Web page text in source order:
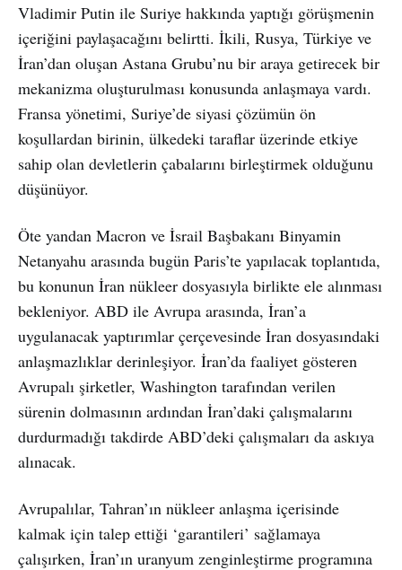
Vladimir Putin ile Suriye hakkında yaptığı görüşmenin
içeriğini paylaşacağını belirtti. İkili, Rusya, Türkiye ve
İran’dan oluşan Astana Grubu’nu bir araya getirecek bir
mekanizma oluşturulması konusunda anlaşmaya vardı.
Fransa yönetimi, Suriye’de siyasi çözümün ön
koşullardan birinin, ülkedeki taraflar üzerinde etkiye
sahip olan devletlerin çabalarını birleştirmek olduğunu
düşünüyor.
Öte yandan Macron ve İsrail Başbakanı Binyamin
Netanyahu arasında bugün Paris’te yapılacak toplantıda,
bu konunun İran nükleer dosyasıyla birlikte ele alınması
bekleniyor. ABD ile Avrupa arasında, İran’a
uygulanacak yaptırımlar çerçevesinde İran dosyasındaki
anlaşmazlıklar derinleşiyor. İran’da faaliyet gösteren
Avrupalı şirketler, Washington tarafından verilen
sürenin dolmasının ardından İran’daki çalışmalarını
durdurmadığı takdirde ABD’deki çalışmaları da askıya
alınacak.
Avrupalılar, Tahran’ın nükleer anlaşma içerisinde
kalmak için talep ettiği ‘garantileri’ sağlamaya
çalışırken, İran’ın uranyum zenginleştirme programına